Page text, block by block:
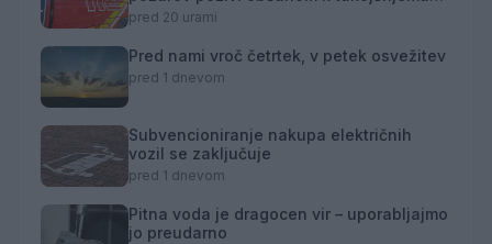
obveščanju policije
pred 20 urami
Pred nami vroč četrtek, v petek osvežitev
pred 1 dnevom
Subvencioniranje nakupa električnih
vozil se zaključuje
pred 1 dnevom
Pitna voda je dragocen vir – uporabljajmo
jo preudarno